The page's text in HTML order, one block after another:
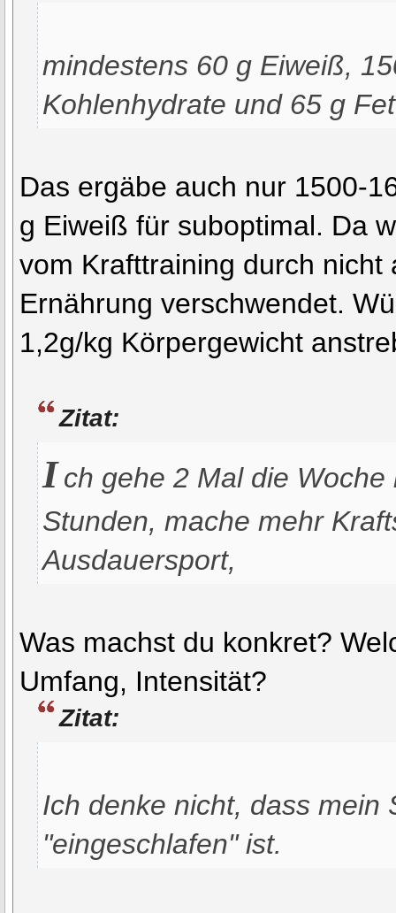
mindestens 60 g Eiweiß,
Kohlenhydrate und 65 g
Das ergäbe auch nur 1500-
g Eiweiß für suboptimal. Da
vom Krafttraining durch nicht
Ernährung verschwendet.
1,2g/kg Körpergewicht
Zitat:
Ich gehe 2 Mal die
Stunden, mache mehr
Ausdauersport,
Was machst du konkret?
Umfang, Intensität?
Zitat:
Ich denke nicht, dass mein
"eingeschlafen" ist.